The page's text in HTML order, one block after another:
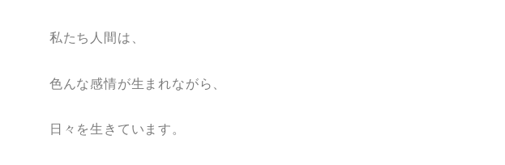
私たち人間は、
色んな感情が生まれながら、
日々を生きています。